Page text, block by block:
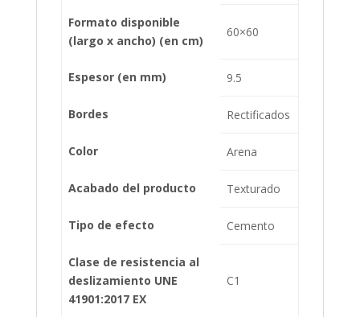
Formato disponible
(largo x ancho) (en cm)
60×60
Espesor (en mm) 9.5
Bordes Rectificados
Color Arena
Acabado del producto Texturado
Tipo de efecto Cemento
Clase de resistencia al
deslizamiento UNE
41901:2017 EX
C1